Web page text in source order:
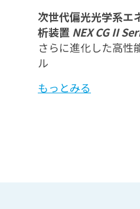
次世代偏光光学系エ
析装置NEX CG II
さらに進化した高性
ル
もっとみる